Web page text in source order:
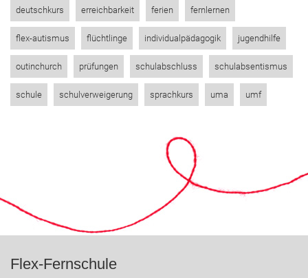
deutschkurs erreichbarkeit ferien fernlernen
flex-autismus flüchtlinge individualpädagogik jugendhilfe
outinchurch prüfungen schulabschluss schulabsentismus
schule schulverweigerung sprachkurs uma umf
Flex-Fernschule